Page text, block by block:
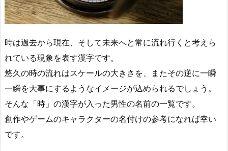
時は過去から現在、そして未来へと常に流れ行くと考えら
れている現象を表す漢字です。
悠久の時の流れはスケールの大きさを、またその逆に一瞬
一瞬を大事にするようなイメージが込められるでしょう。
そんな「時」の漢字が入った男性の名前の一覧です。
創作やゲームのキャラクターの名付けの参考になれば幸い
です。